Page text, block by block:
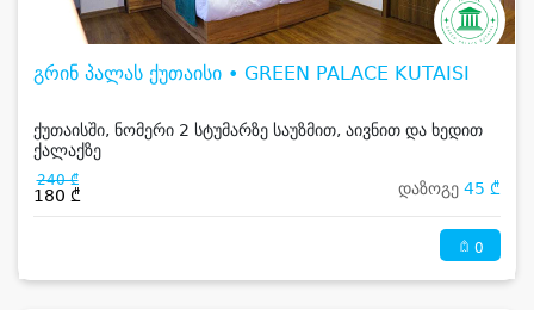
გრინ პალას ქუთაისი • GREEN PALACE KUTAISI
ქუთაისში, ნომერი 2 სტუმარზე საუზმით, აივნით და ხედით
ქალაქზე
240 ₾
180 ₾ დაზოგე 45 ₾
0